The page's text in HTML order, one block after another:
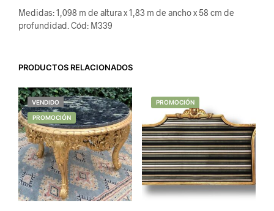
Medidas: 1,098 m de altura x 1,83 m de ancho x 58 cm de
profundidad. Cód: M339
PRODUCTOS RELACIONADOS
VENDIDO
PROMOCIÓN
PROMOCIÓN